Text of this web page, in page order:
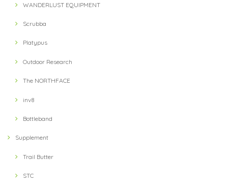
WANDERLUST EQUIPMENT
Scrubba
Platypus
Outdoor Research
The NORTHFACE
inv8
Bottleband
Supplement
Trail Butter
STC